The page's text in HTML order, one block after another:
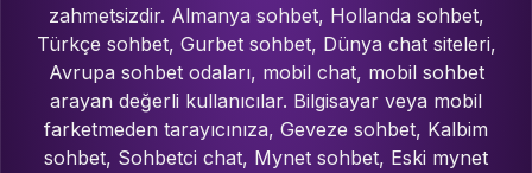
zahmetsizdir. Almanya sohbet, Hollanda sohbet,
Türkçe sohbet, Gurbet sohbet, Dünya chat siteleri,
Avrupa sohbet odaları, mobil chat, mobil sohbet
arayan değerli kullanıcılar. Bilgisayar veya mobil
farketmeden tarayıcınıza, Geveze sohbet, Kalbim
sohbet, Sohbetci chat, Mynet sohbet, Eski mynet